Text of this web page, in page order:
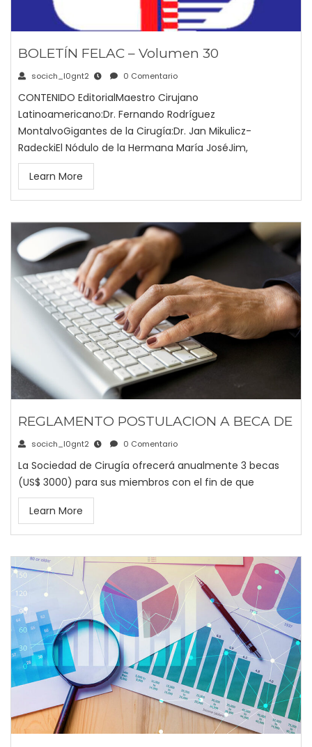
BOLETÍN FELAC – Volumen 30
socich_l0gnt2 0 Comentario
CONTENIDO EditorialMaestro Cirujano
Latinoamericano:Dr. Fernando Rodríguez
MontalvoGigantes de la Cirugía:Dr. Jan Mikulicz-
RadeckiEl Nódulo de la Hermana María JoséJim,
Learn More
REGLAMENTO POSTULACION A BECA DE
socich_l0gnt2 0 Comentario
La Sociedad de Cirugía ofrecerá anualmente 3 becas
(US$ 3000) para sus miembros con el fin de que
Learn More